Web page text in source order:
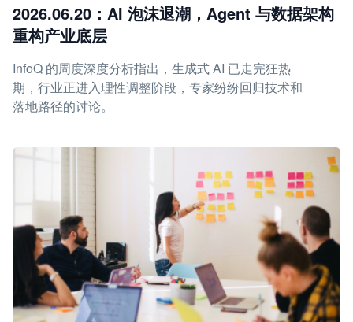
2026.06.20：AI 泡沫退潮，Agent 与数据架构
重构产业底层
InfoQ 的周度深度分析指出，生成式 AI 已走完狂热
期，行业正进入理性调整阶段，专家纷纷回归技术和
落地路径的讨论。